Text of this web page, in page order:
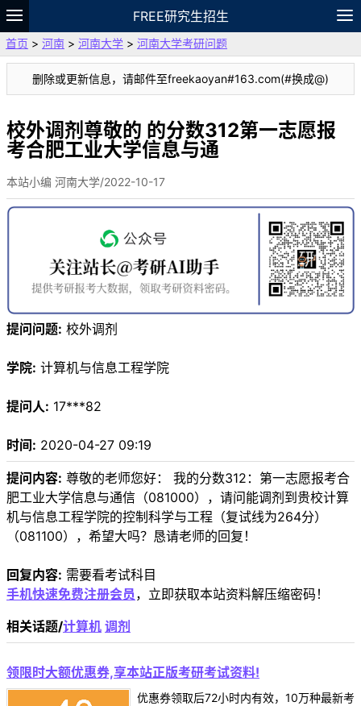
FREE研究生招生
题库
故事 专题 APP 笔记
VIP
资料
首页 > 河南 > 河南大学 > 河南大学考研问题
删除或更新信息，请邮件至freekaoyan#163.com(#换成@)
校外调剂尊敬的 的分数312第一志愿报
考合肥工业大学信息与通
本站小编 河南大学/2022-10-17
提问问题: 校外调剂
学院: 计算机与信息工程学院
提问人: 17***82
时间: 2020-04-27 09:19
提问内容: 尊敬的老师您好： 我的分数312：第一志愿报考合
肥工业大学信息与通信（081000），请问能调剂到贵校计算
机与信息工程学院的控制科学与工程（复试线为264分）
（081100），希望大吗？恳请老师的回复！
回复内容: 需要看考试科目
手机快速免费注册会员 ，立即获取本站资料解压缩密码！
相关话题/计算机 调剂
领限时大额优惠券,享本站正版考研考试资料!
优惠券领取后72小时内有效，10万种最新考